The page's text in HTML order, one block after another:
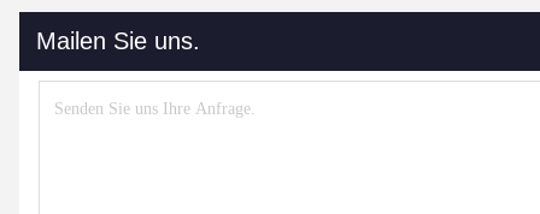
Mailen Sie uns.